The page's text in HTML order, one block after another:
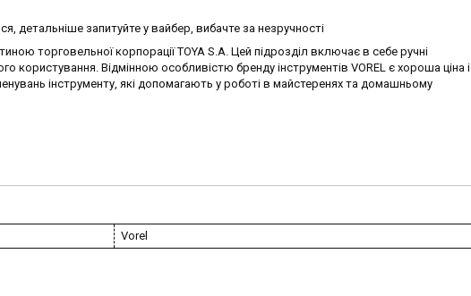
детальніше запитуйте у вайбер, вибачте за незручності
торговельної корпорації TOYA S.A. Цей підрозділ включає в себе ручні
користування. Відмінною особливістю бренду інструментів VOREL є хороша ціна і
інструменту, які допомагають у роботі в майстеренях та домашньому
Vorel